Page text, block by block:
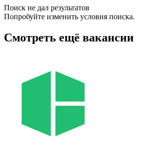
Поиск не дал результатов
Попробуйте изменить условия поиска.
Смотреть ещё вакансии